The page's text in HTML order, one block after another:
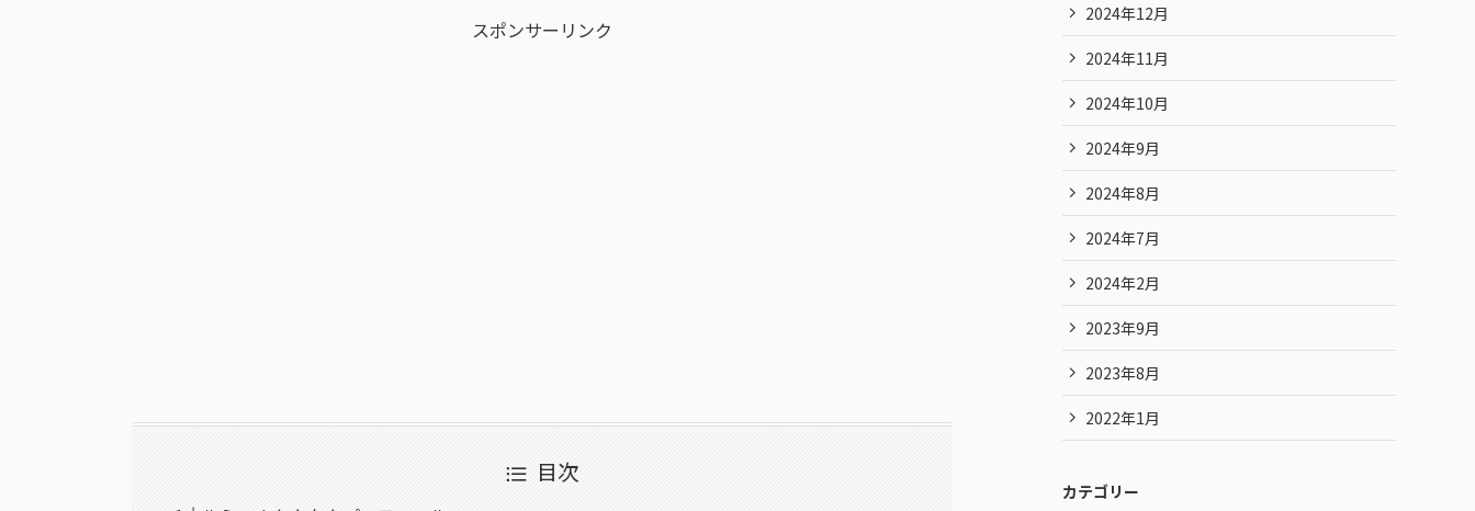
スポンサーリンク
目次
2024年12月
2024年11月
2024年10月
2024年9月
2024年8月
2024年7月
2024年2月
2023年9月
2023年8月
2022年1月
カテゴリー